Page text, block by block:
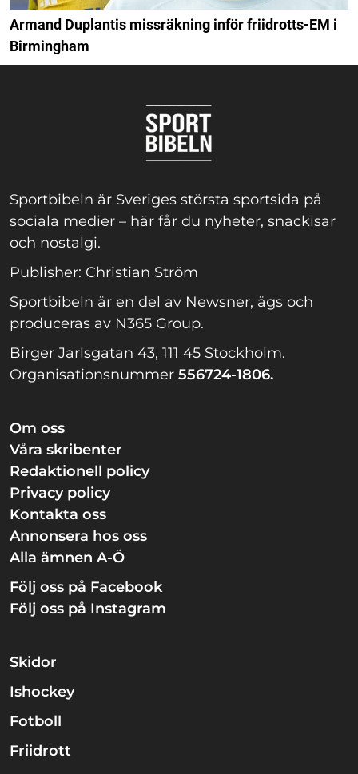
Armand Duplantis missräkning inför friidrotts-EM i
Birmingham
Sportbibeln är Sveriges största sportsida på
sociala medier – här får du nyheter, snackisar
och nostalgi.
Publisher: Christian Ström
Sportbibeln är en del av Newsner, ägs och
produceras av N365 Group.
Birger Jarlsgatan 43, 111 45 Stockholm.
Organisationsnummer 556724-1806.
Om oss
Våra skribenter
Redaktionell policy
Privacy policy
Kontakta oss
Annonsera hos oss
Alla ämnen A-Ö
Följ oss på Facebook
Följ oss på Instagram
Skidor
Ishockey
Fotboll
Friidrott